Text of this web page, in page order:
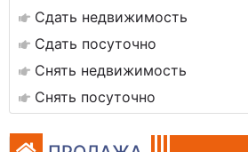
Сдать недвижимость
Сдать посуточно
Снять недвижимость
Снять посуточно